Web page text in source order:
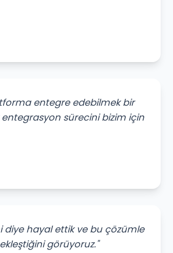
entegre edebilmek bir
sürecini bizim için
diye hayal ettik ve bu çözümle
görüyoruz."